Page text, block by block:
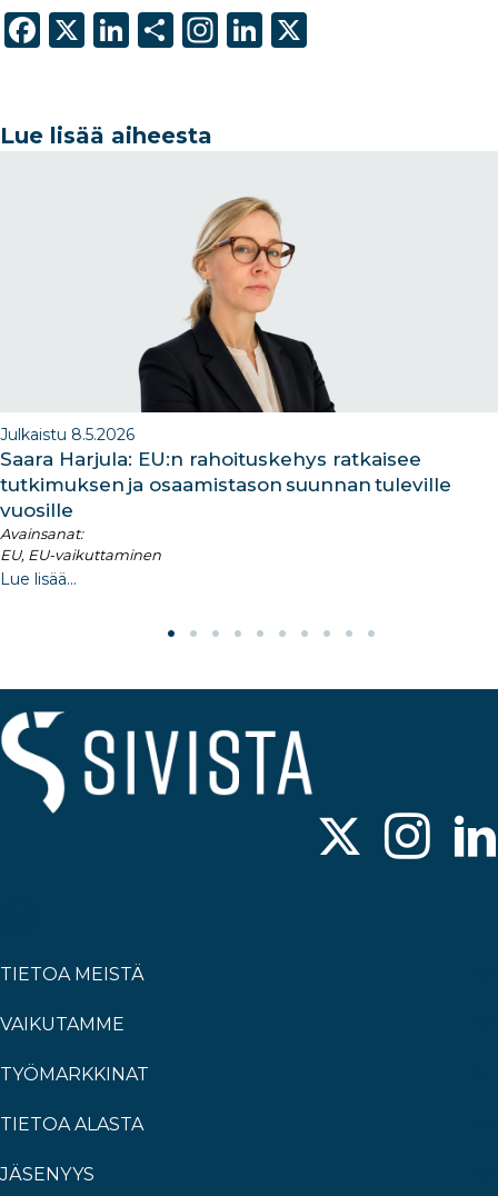
F
e
X
Li
e
S
e
In
m
Li
n
Lue lisää aiheesta
Julkaistu 8.5.2026
Saara Harjula: EU:n rahoituskehys ratkaisee
tutkimuksen ja osaamistason suunnan tuleville
vuosille
Avainsanat:
EU, EU-vaikuttaminen
Lue lisää...
TIETOA MEISTÄ
VAIKUTAMME
TYÖMARKKINAT
TIETOA ALASTA
JÄSENYYS